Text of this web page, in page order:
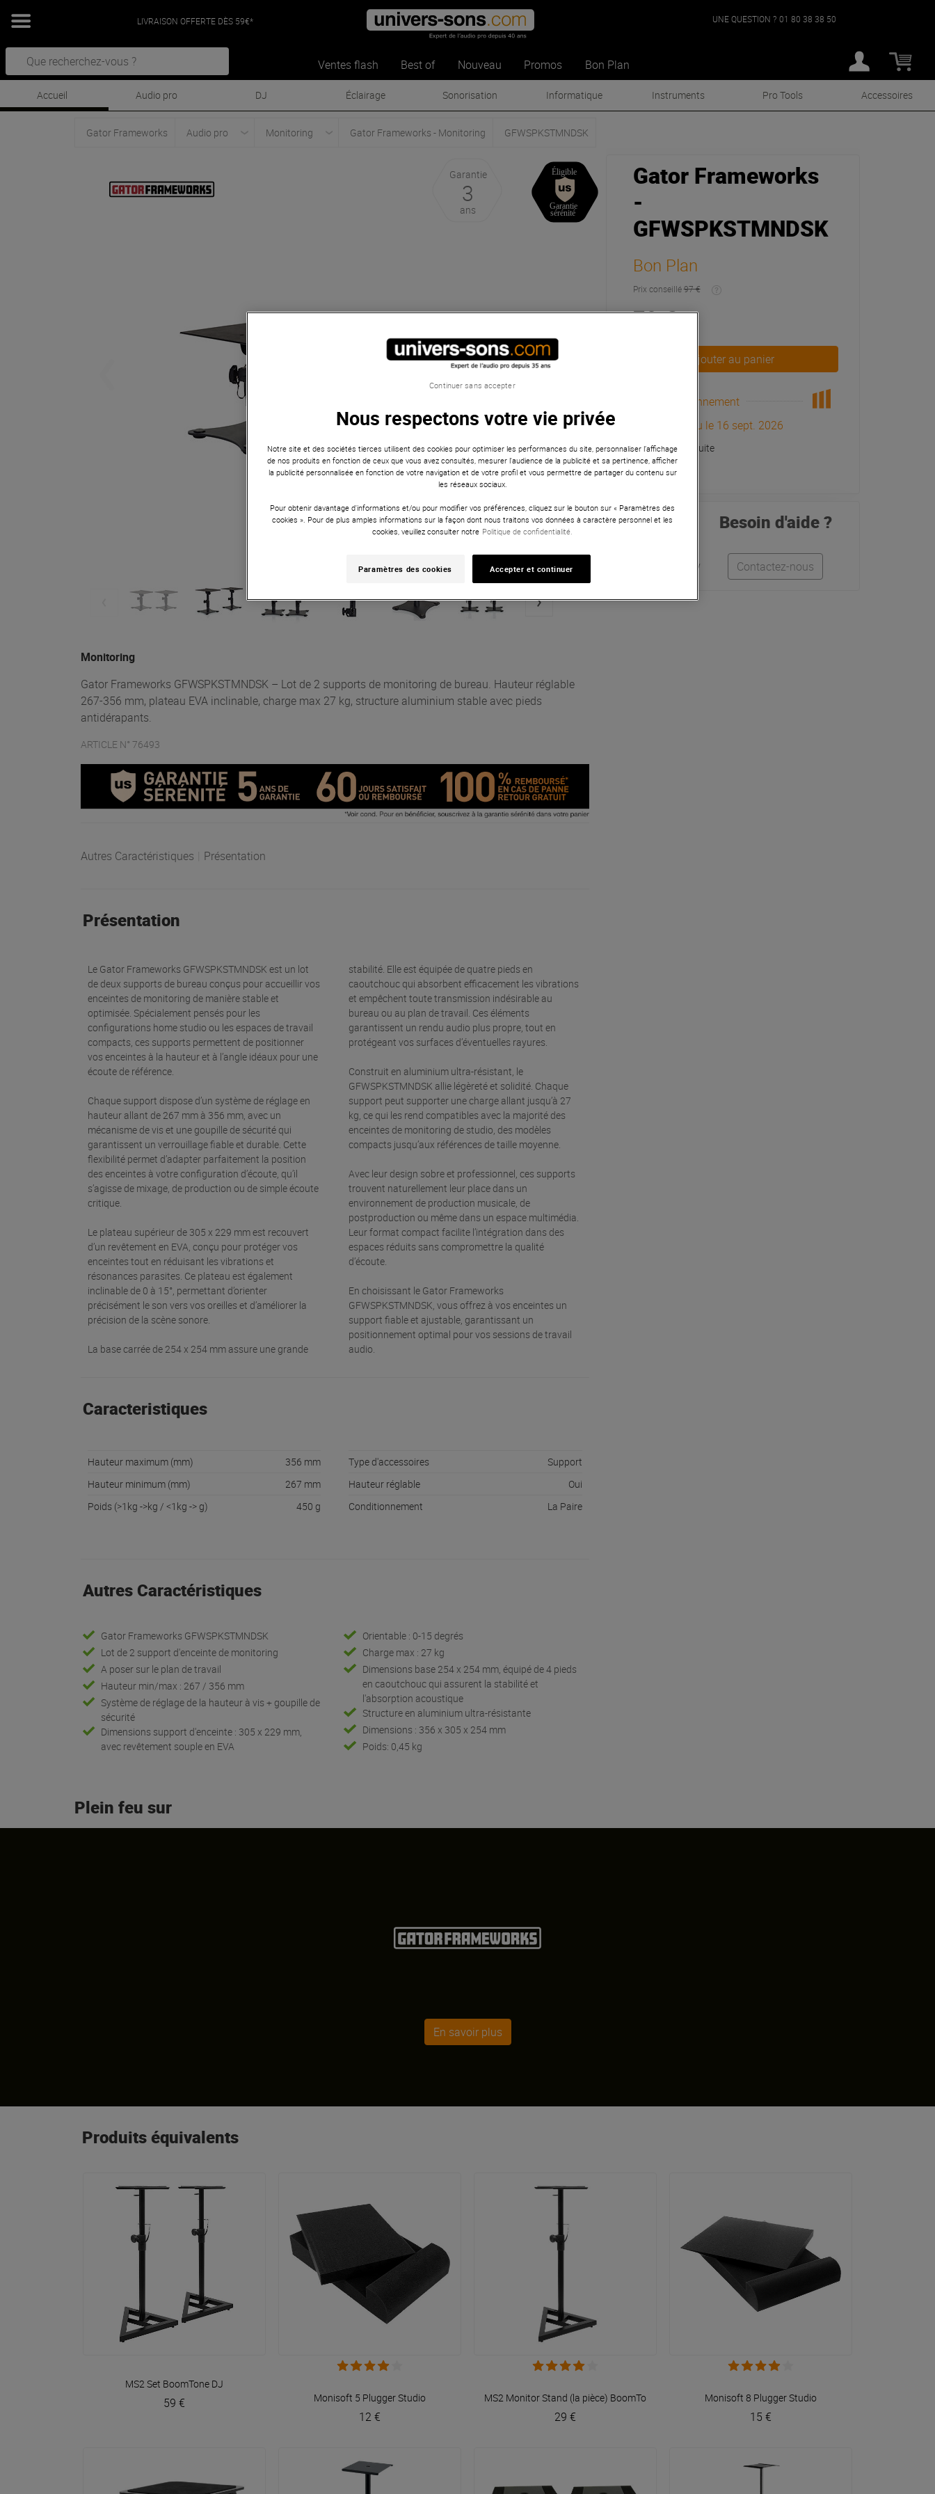
LIVRAISON OFFERTE DÈS 59€*
Ventes flash Best of Nouveau Promos Bon Plan
UNE QUESTION ? 01 80 38 38 50
Accueil Audio pro DJ Éclairage Sonorisation Informatique Instruments Pro Tools Accessoires
Gator Frameworks Audio pro Monitoring Gator Frameworks - Monitoring GFWSPKSTMNDSK
Garantie
3
ans
Monitoring
Gator Frameworks GFWSPKSTMNDSK – Lot de 2 supports de monitoring de bureau. Hauteur réglable
267-356 mm, plateau EVA inclinable, charge max 27 kg, structure aluminium stable avec pieds
antidérapants.
ARTICLE N° 76493
Autres Caractéristiques Présentation
Présentation
Le Gator Frameworks GFWSPKSTMNDSK est un lot
de deux supports de bureau conçus pour accueillir vos
enceintes de monitoring de manière stable et
optimisée. Spécialement pensés pour les
configurations home studio ou les espaces de travail
compacts, ces supports permettent de positionner
vos enceintes à la hauteur et à l’angle idéaux pour une
écoute de référence.
Chaque support dispose d’un système de réglage en
hauteur allant de 267 mm à 356 mm, avec un
mécanisme de vis et une goupille de sécurité qui
garantissent un verrouillage fiable et durable. Cette
flexibilité permet d’adapter parfaitement la position
des enceintes à votre configuration d’écoute, qu’il
s’agisse de mixage, de production ou de simple écoute
critique.
Le plateau supérieur de 305 x 229 mm est recouvert
d’un revêtement en EVA, conçu pour protéger vos
enceintes tout en réduisant les vibrations et
résonances parasites. Ce plateau est également
inclinable de 0 à 15°, permettant d’orienter
précisément le son vers vos oreilles et d’améliorer la
précision de la scène sonore.
La base carrée de 254 x 254 mm assure une grande
stabilité. Elle est équipée de quatre pieds en
caoutchouc qui absorbent efficacement les vibrations
et empêchent toute transmission indésirable au
bureau ou au plan de travail. Ces éléments
garantissent un rendu audio plus propre, tout en
protégeant vos surfaces d’éventuelles rayures.
Construit en aluminium ultra-résistant, le
GFWSPKSTMNDSK allie légèreté et solidité. Chaque
support peut supporter une charge allant jusqu’à 27
kg, ce qui les rend compatibles avec la majorité des
enceintes de monitoring de studio, des modèles
compacts jusqu’aux références de taille moyenne.
Avec leur design sobre et professionnel, ces supports
trouvent naturellement leur place dans un
environnement de production musicale, de
postproduction ou même dans un espace multimédia.
Leur format compact facilite l’intégration dans des
espaces réduits sans compromettre la qualité
d’écoute.
En choisissant le Gator Frameworks
GFWSPKSTMNDSK, vous offrez à vos enceintes un
support fiable et ajustable, garantissant un
positionnement optimal pour vos sessions de travail
audio.
Caracteristiques
Hauteur maximum (mm)
356 mm
Hauteur minimum (mm)
267 mm
Poids (>1kg ->kg / <1kg -> g)
450 g
Type d'accessoires
Support
Hauteur réglable
Oui
Conditionnement
La Paire
Autres Caractéristiques
Gator Frameworks GFWSPKSTMNDSK
Lot de 2 support d'enceinte de monitoring
A poser sur le plan de travail
Hauteur min/max : 267 / 356 mm
Système de réglage de la hauteur à vis + goupille de
sécurité
Dimensions support d'enceinte : 305 x 229 mm,
avec revêtement souple en EVA
Orientable : 0-15 degrés
Charge max : 27 kg
Dimensions base 254 x 254 mm, équipé de 4 pieds
en caoutchouc qui assurent la stabilité et
l'absorption acoustique
Structure en aluminium ultra-résistante
Dimensions : 356 x 305 x 254 mm
Poids: 0,45 kg
Gator Frameworks
-
GFWSPKSTMNDSK
Bon Plan
Prix conseillé 97 €
79 €
Ajouter au panier
Réapprovisionnement
Arrivage prévu le 16 sept. 2026
Livraison Gratuite
Anthony
Besoin d'aide ?
Contactez-nous
Plein feu sur
En savoir plus
Produits équivalents
VOIR EN DÉTAIL
MS2 Set BoomTone DJ
59 € Monisoft 5 Plugger Studio
12 €
MS2 Monitor Stand (la pièce) BoomTone DJ
29 €
Monisoft 8 Plugger Studio
15 €
Nous respectons votre vie privée
Notre site et des sociétés tierces utilisent des cookies pour optimiser les performances du site, personnaliser l’affichage
de nos produits en fonction de ceux que vous avez consultés, mesurer l'audience de la publicité et sa pertinence, afficher
la publicité personnalisée en fonction de votre navigation et de votre profil et vous permettre de partager du contenu sur
les réseaux sociaux.
Pour obtenir davantage d'informations et/ou pour modifier vos préférences, cliquez sur le bouton sur « Paramètres des
cookies ». Pour de plus amples informations sur la façon dont nous traitons vos données à caractère personnel et les
cookies, veuillez consulter notre Politique de confidentialité.
Paramètres des cookies Accepter et continuer
Continuer sans accepter